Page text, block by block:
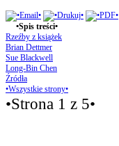
•Spis treści•
Rzeźby z książek
Brian Dettmer
Sue Blackwell
Long-Bin Chen
Źródła
•Wszystkie strony•
•Strona 1 z 5•